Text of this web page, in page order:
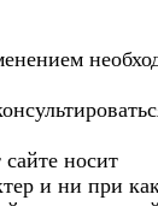
носит
и ни при